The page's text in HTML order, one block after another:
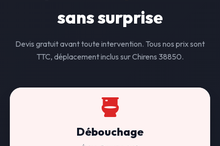
sans surprise
Devis gratuit avant toute intervention. Tous nos prix sont
TTC, déplacement inclus sur Chirens 38850.
Débouchage